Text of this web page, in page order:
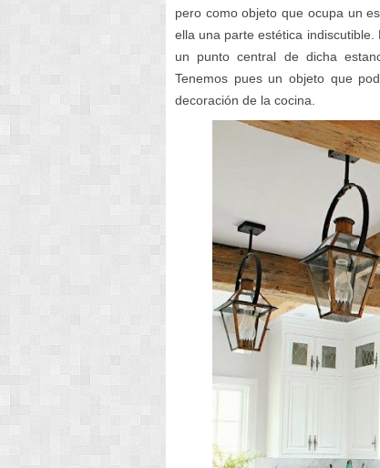
pero como objeto que ocupa un
ella una parte estética
un punto central de dicha
Tenemos pues un objeto que
decoración de la cocina.